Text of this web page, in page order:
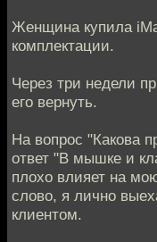
Женщина купила
комплектации.
Через три недели
его вернуть.
На вопрос "Какова
ответ "В мышке и
плохо влияет на
слово, я лично
клиентом.